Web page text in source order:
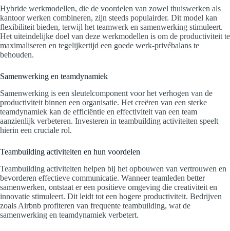
Hybride werkmodellen, die de voordelen van zowel thuiswerken als
kantoor werken combineren, zijn steeds populairder. Dit model kan
flexibiliteit bieden, terwijl het teamwerk en samenwerking stimuleert.
Het uiteindelijke doel van deze werkmodellen is om de productiviteit te
maximaliseren en tegelijkertijd een goede werk-privébalans te
behouden.
Samenwerking en teamdynamiek
Samenwerking is een sleutelcomponent voor het verhogen van de
productiviteit binnen een organisatie. Het creëren van een sterke
teamdynamiek kan de efficiëntie en effectiviteit van een team
aanzienlijk verbeteren. Investeren in teambuilding activiteiten speelt
hierin een cruciale rol.
Teambuilding activiteiten en hun voordelen
Teambuilding activiteiten helpen bij het opbouwen van vertrouwen en
bevorderen effectieve communicatie. Wanneer teamleden better
samenwerken, ontstaat er een positieve omgeving die creativiteit en
innovatie stimuleert. Dit leidt tot een hogere productiviteit. Bedrijven
zoals Airbnb profiteren van frequente teambuilding, wat de
samenwerking en teamdynamiek verbetert.